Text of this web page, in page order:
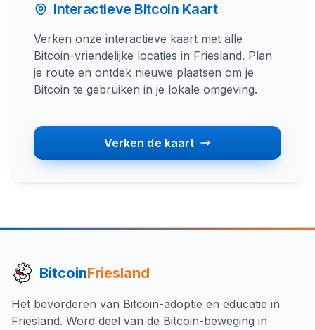
Interactieve Bitcoin Kaart
Verken onze interactieve kaart met alle
Bitcoin-vriendelijke locaties in Friesland. Plan
je route en ontdek nieuwe plaatsen om je
Bitcoin te gebruiken in je lokale omgeving.
Verken de kaart
BitcoinFriesland
Het bevorderen van Bitcoin-adoptie en educatie in
Friesland. Word deel van de Bitcoin-beweging in